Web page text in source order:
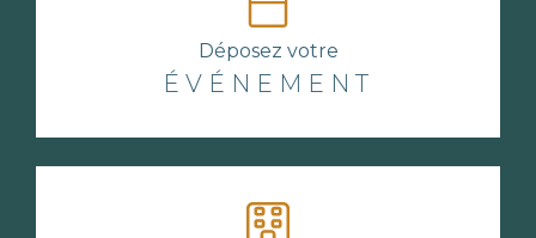
Déposez votre
ÉVÉNEMENT